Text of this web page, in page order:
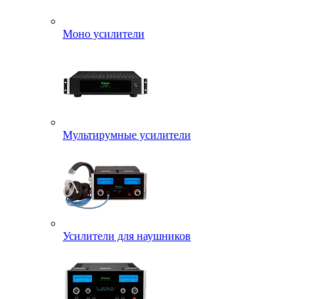
Моно усилители
Мультирумные усилители
Усилители для наушников